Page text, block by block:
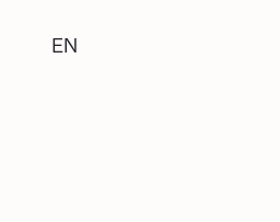
EN